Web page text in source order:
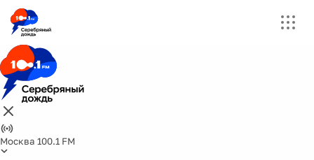
Москва 100.1 FM